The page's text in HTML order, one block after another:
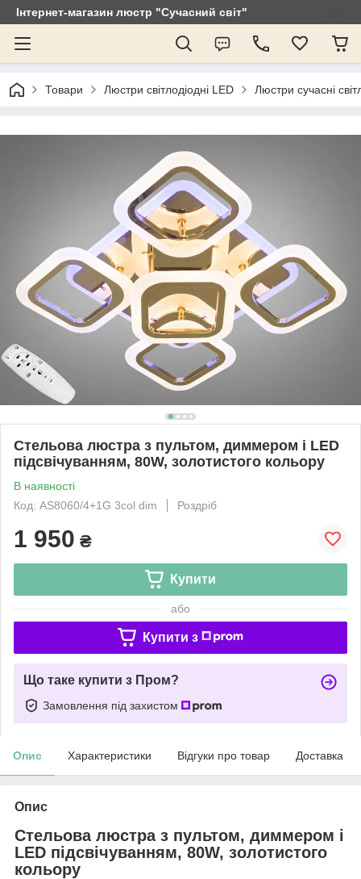
Інтернет-магазин люстр "Сучасний світ"
Товари Люстри світлодіодні LED Люстри сучасні
Стельова люстра з пультом, диммером і LED
підсвічуванням, 80W, золотистого кольору
В наявності
Код: AS8060/4+1G 3col dim
Роздріб
1 950 ₴
Купити
або
Купити з
Що таке купити з Пром?
Замовлення під захистом
Опис Характеристики Відгуки про товар Доставка
Опис
Стельова люстра з пультом, диммером і
LED підсвічуванням, 80W, золотистого
кольору